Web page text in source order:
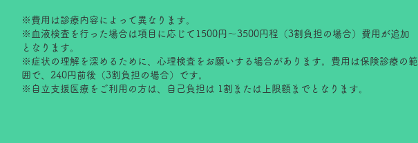
※費用は診療内容によって異なります。
※血液検査を行った場合は項目に応じて1500円～3500円程（3割負担の場合）費用が追加
となります。
※症状の理解を深めるために、心理検査をお願いする場合があります。費用は保険診療の範
囲で、240円前後（3割負担の場合）です。
※自立支援医療をご利用の方は、自己負担は 1割または上限額までとなります。